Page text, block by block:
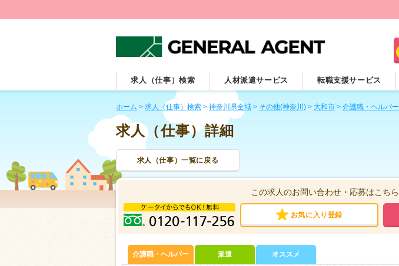
求人（仕事）検索 人材派遣サービス 転職支援サービス
ホーム > 求人（仕事）検索 > 神奈川県全域 > その他(神奈川) > 大和市 > 介護職・ヘルパー
求人（仕事）詳細
求人（仕事）一覧に戻る
この求人のお問い合わせ・応募はこちら
お気に入り登録
介護職・ヘルパー 派遣 オススメ